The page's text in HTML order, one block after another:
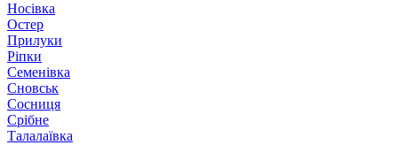
Носівка
Остер
Прилуки
Ріпки
Семенівка
Сновськ
Сосниця
Срібне
Талалаївка